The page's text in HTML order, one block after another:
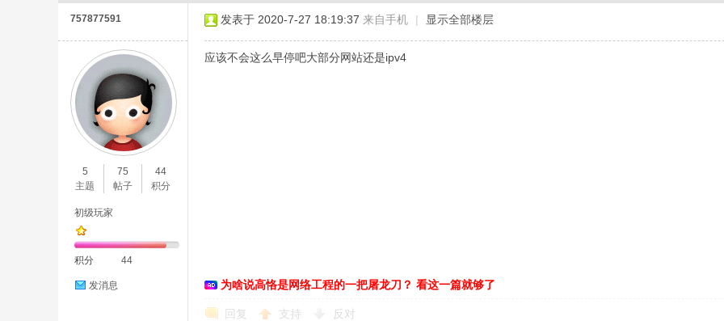
757877591
5
主题
75
帖子
44
积分
初级玩家
积分 44
发消息
发表于 2020-7-27 18:19:37 来自手机 | 显示全部楼层
应该不会这么早停吧大部分网站还是ipv4
为啥说高恪是网络工程的一把屠龙刀？ 看这一篇就够了
回复 支持 反对